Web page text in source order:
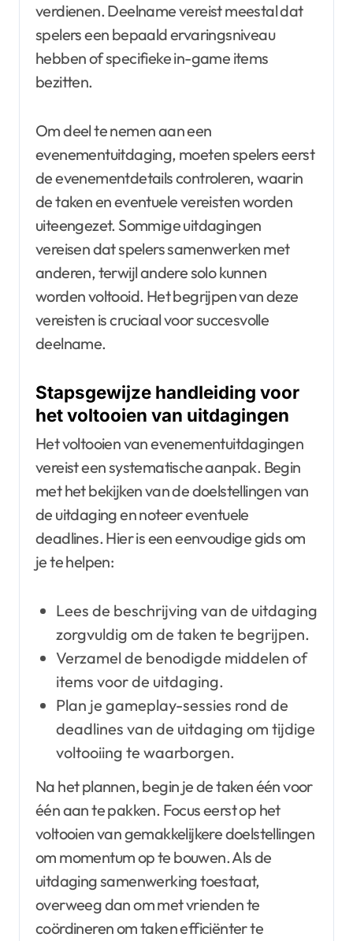
verdienen. Deelname vereist meestal dat
spelers een bepaald ervaringsniveau
hebben of specifieke in-game items
bezitten.
Om deel te nemen aan een
evenementuitdaging, moeten spelers eerst
de evenementdetails controleren, waarin
de taken en eventuele vereisten worden
uiteengezet. Sommige uitdagingen
vereisen dat spelers samenwerken met
anderen, terwijl andere solo kunnen
worden voltooid. Het begrijpen van deze
vereisten is cruciaal voor succesvolle
deelname.
Stapsgewijze handleiding voor
het voltooien van uitdagingen
Het voltooien van evenementuitdagingen
vereist een systematische aanpak. Begin
met het bekijken van de doelstellingen van
de uitdaging en noteer eventuele
deadlines. Hier is een eenvoudige gids om
je te helpen:
Lees de beschrijving van de uitdaging
zorgvuldig om de taken te begrijpen.
Verzamel de benodigde middelen of
items voor de uitdaging.
Plan je gameplay-sessies rond de
deadlines van de uitdaging om tijdige
voltooiing te waarborgen.
Na het plannen, begin je de taken één voor
één aan te pakken. Focus eerst op het
voltooien van gemakkelijkere doelstellingen
om momentum op te bouwen. Als de
uitdaging samenwerking toestaat,
overweeg dan om met vrienden te
coördineren om taken efficiënter te